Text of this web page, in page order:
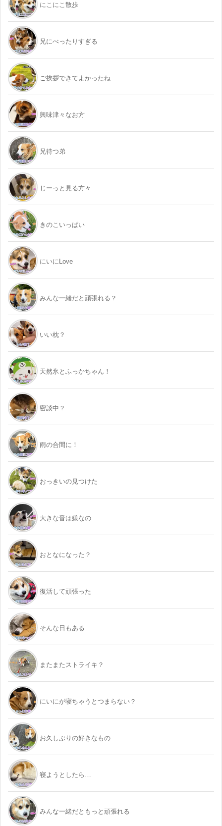
にこにこ散歩
兄にべったりすぎる
ご挨拶できてよかったね
興味津々なお方
兄待つ弟
じーっと見る方々
きのこいっぱい
にいにLove
みんな一緒だと頑張れる？
いい枕？
天然氷とふっかちゃん！
密談中？
雨の合間に！
おっきいの見つけた
大きな音は嫌なの
おとなになった？
復活して頑張った
そんな日もある
またまたストライキ？
にいにが寝ちゃうとつまらない？
お久しぶりの好きなもの
寝ようとしたら…
みんな一緒だともっと頑張れる